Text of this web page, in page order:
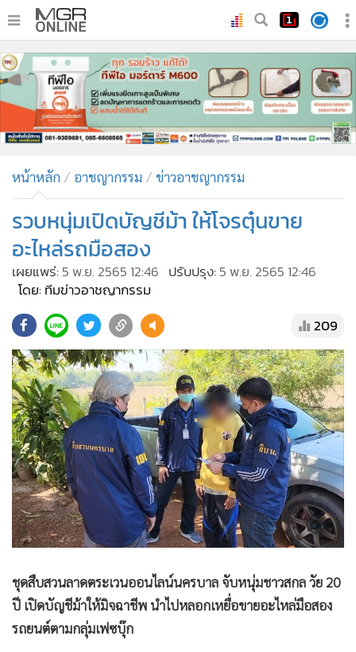
• หน้าหลัก
•
ทันเหตุการณ์
• ภาคใต้
• ภูมิภาค
• บันเทิง
ผู้จัดการรายวัน
• คอลัมนิสต์
• ละคร
CbizReview
• ผู้จัดกวน
• Good health & Well-being
• Green Innovation & SD
• Management & HR
• MGR Live
• Infographic
• การเมือง
• ท่องเที่ยว
• กีฬา
• Special Scoop
• เศรษฐกิจ-ธุรกิจ
• จีน
หน้าหลัก อาชญากรรม ข่าวอาชญากรรม
รวบหนุ่มเปิดบัญชีม้า ให้โจรตุ๋นขาย
อะไหล่รถมือสอง
เผยแพร่:5 พ.ย. 2565 12:46 ปรับปรุง:5 พ.ย. 2565 12:46
โดย: ทีมข่าวอาชญากรรม
209
ชุดสืบสวนลาดตระเวนออนไลน์นครบาล จับหนุ่มชาวสกล วัย 20
ปี เปิดบัญชีม้าให้มิจฉาชีพ นำไปหลอกเหยื่อขายอะไหล่มือสอง
รถยนต์ตามกลุ่มเฟซบุ๊ก